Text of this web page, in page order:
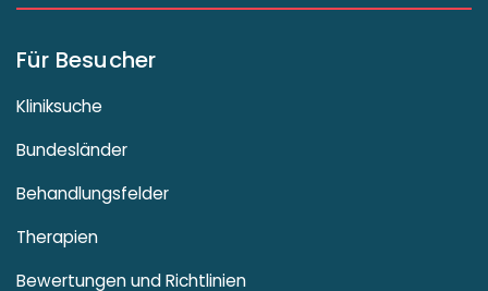
Für Besucher
Kliniksuche
Bundesländer
Behandlungsfelder
Therapien
Bewertungen und Richtlinien